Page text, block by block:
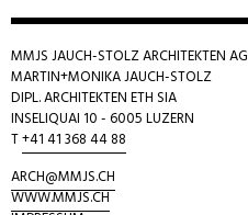
MMJS JAUCH-STOLZ ARCHITEKTEN AG
MARTIN+MONIKA JAUCH-STOLZ
DIPL. ARCHITEKTEN ETH SIA
INSELIQUAI 10 - 6005 LUZERN
T+41 41 368 44 88
ARCH@MMJS.CH
WWW.MMJS.CH